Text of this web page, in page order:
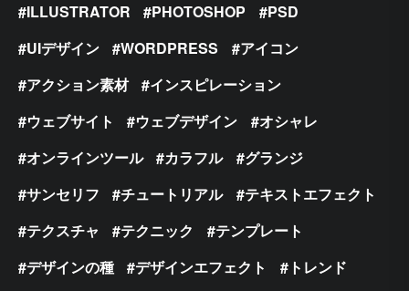
ILLUSTRATOR
PHOTOSHOP
PSD
UIデザイン
WORDPRESS
アイコン
アクション素材
インスピレーション
ウェブサイト
ウェブデザイン
オシャレ
オンラインツール
カラフル
グランジ
サンセリフ
チュートリアル
テキストエフェクト
テクスチャ
テクニック
テンプレート
デザインの種
デザインエフェクト
トレンド